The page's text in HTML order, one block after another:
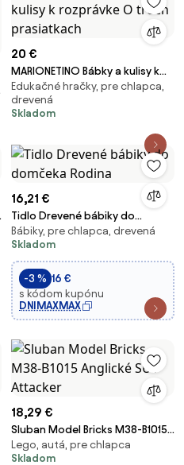
20 €
MARIONETINO Bábky a kulisy k
rozprávke O troch prasiatkach
Edukačné hračky, pre chlapca,
drevená
Skladom
16,21 €
Tidlo Drevené bábiky do
domčeka Rodina
Bábiky, pre chlapca, drevená
Skladom
-3 % 16 €
s kódom kupónu
DNIMAXMAX
18,29 €
Sluban Model Bricks M38-B1015
Anglické SUV Attacker
Lego, autá, pre chlapca
Skladom